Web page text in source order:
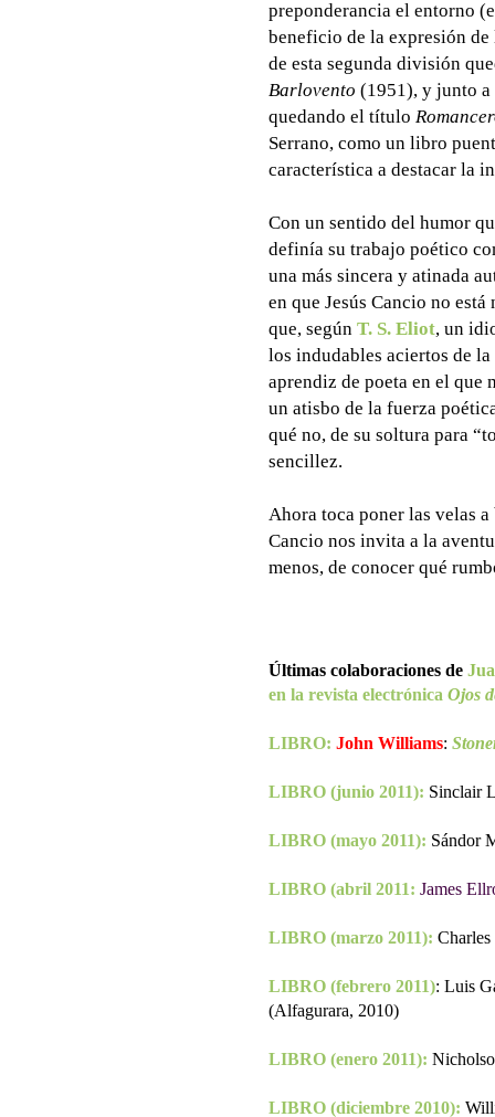
preponderancia el entorno
beneficio de la expresión
de esta segunda división
Barlovento (1951), y junto
quedando el título
Serrano, como un libro
característica a destacar la
Con un sentido del humor
definía su trabajo poético
una más sincera y atinada
en que Jesús Cancio no
que, según T. S. Eliot, un
los indudables aciertos de
aprendiz de poeta en el que
un atisbo de la fuerza
qué no, de su soltura para
sencillez.
Ahora toca poner las velas
Cancio nos invita a la
menos, de conocer qué
Últimas colaboraciones de
en la revista electrónica Ojos
LIBRO: John Williams:
LIBRO (junio 2011): Sinclair
LIBRO (mayo 2011): Sándor
LIBRO (abril 2011: James
LIBRO (marzo 2011):
LIBRO (febrero 2011): Luis
(Alfagurara, 2010)
LIBRO (enero 2011):
LIBRO (diciembre 2010):